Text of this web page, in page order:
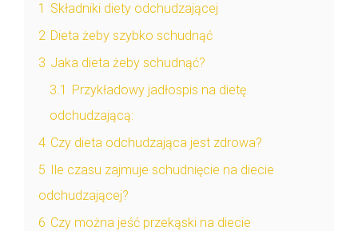
1 Składniki diety odchudzającej
2 Dieta żeby szybko schudnąć
3 Jaka dieta żeby schudnąć?
3.1 Przykładowy jadłospis na dietę
odchudzającą:
4 Czy dieta odchudzająca jest zdrowa?
5 Ile czasu zajmuje schudnięcie na diecie
odchudzającej?
6 Czy można jeść przekąski na diecie